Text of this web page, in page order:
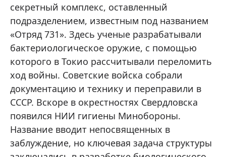
секретный комплекс, оставленный
подразделением, известным под названием
«Отряд 731». Здесь ученые разрабатывали
бактериологическое оружие, с помощью
которого в Токио рассчитывали переломить
ход войны. Советские войска собрали
документацию и технику и переправили в
СССР. Вскоре в окрестностях Свердловска
появился НИИ гигиены Минобороны.
Название вводит непосвященных в
заблуждение, но ключевая задача структуры